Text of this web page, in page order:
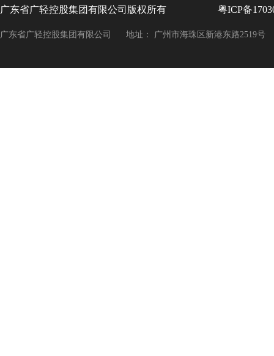
广东省广轻控股集团有限公司版权所有 粤ICP备
广东省广轻控股集团有限公司 地址： 广州市海珠区新港东路2519号